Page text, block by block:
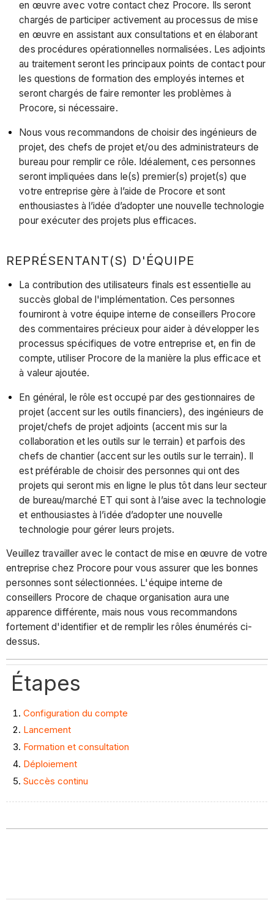
en œuvre avec votre contact chez Procore. Ils seront
chargés de participer activement au processus de mise
en œuvre en assistant aux consultations et en élaborant
des procédures opérationnelles normalisées. Les adjoints
au traitement seront les principaux points de contact pour
les questions de formation des employés internes et
seront chargés de faire remonter les problèmes à
Procore, si nécessaire.
Nous vous recommandons de choisir des ingénieurs de
projet, des chefs de projet et/ou des administrateurs de
bureau pour remplir ce rôle. Idéalement, ces personnes
seront impliquées dans le(s) premier(s) projet(s) que
votre entreprise gère à l’aide de Procore et sont
enthousiastes à l’idée d’adopter une nouvelle technologie
pour exécuter des projets plus efficaces.
REPRÉSENTANT(S) D'ÉQUIPE
La contribution des utilisateurs finals est essentielle au
succès global de l'implémentation. Ces personnes
fourniront à votre équipe interne de conseillers Procore
des commentaires précieux pour aider à développer les
processus spécifiques de votre entreprise et, en fin de
compte, utiliser Procore de la manière la plus efficace et
à valeur ajoutée.
En général, le rôle est occupé par des gestionnaires de
projet (accent sur les outils financiers), des ingénieurs de
projet/chefs de projet adjoints (accent mis sur la
collaboration et les outils sur le terrain) et parfois des
chefs de chantier (accent sur les outils sur le terrain). Il
est préférable de choisir des personnes qui ont des
projets qui seront mis en ligne le plus tôt dans leur secteur
de bureau/marché ET qui sont à l’aise avec la technologie
et enthousiastes à l’idée d’adopter une nouvelle
technologie pour gérer leurs projets.
Veuillez travailler avec le contact de mise en œuvre de votre
entreprise chez Procore pour vous assurer que les bonnes
personnes sont sélectionnées. L'équipe interne de
conseillers Procore de chaque organisation aura une
apparence différente, mais nous vous recommandons
fortement d'identifier et de remplir les rôles énumérés ci-
dessus.
Étapes
Configuration du compte
Lancement
Formation et consultation
Déploiement
Succès continu